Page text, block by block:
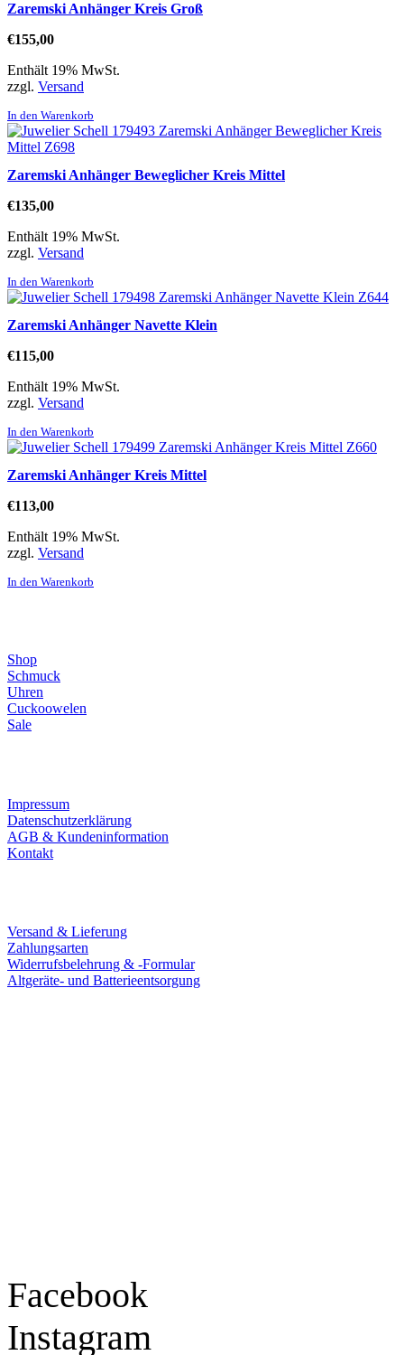
Zaremski Anhänger Kreis Groß
€155,00
Enthält 19% MwSt.
zzgl. Versand
In den Warenkorb
Zaremski Anhänger Beweglicher Kreis Mittel
€135,00
Enthält 19% MwSt.
zzgl. Versand
In den Warenkorb
Zaremski Anhänger Navette Klein
€115,00
Enthält 19% MwSt.
zzgl. Versand
In den Warenkorb
Zaremski Anhänger Kreis Mittel
€113,00
Enthält 19% MwSt.
zzgl. Versand
In den Warenkorb
Shop
Schmuck
Uhren
Cuckoowelen
Sale
Impressum
Datenschutzerklärung
AGB & Kundeninformation
Kontakt
Versand & Lieferung
Zahlungsarten
Widerrufsbelehrung & -Formular
Altgeräte- und Batterieentsorgung
Facebook
Instagram